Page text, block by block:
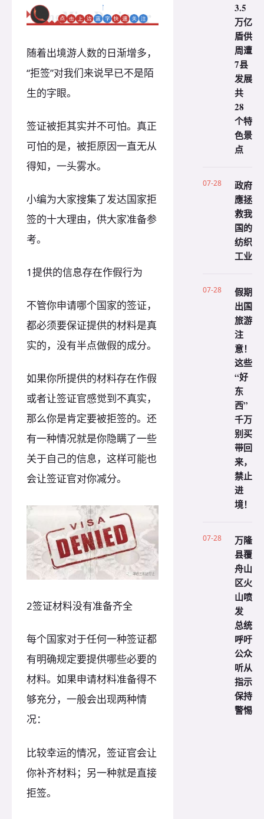
随着出境游人数的日渐增多，
“拒签”对我们来说早已不是陌
生的字眼。
签证被拒其实并不可怕。真正
可怕的是，被拒原因一直无从
得知，一头雾水。
小编为大家搜集了发达国家拒
签的十大理由，供大家准备参
考。
1提供的信息存在作假行为
不管你申请哪个国家的签证，
都必须要保证提供的材料是真
实的，没有半点做假的成分。
如果你所提供的材料存在作假
或者让签证官感觉到不真实，
那么你是肯定要被拒签的。还
有一种情况就是你隐瞒了一些
关于自己的信息，这样可能也
会让签证官对你减分。
2签证材料没有准备齐全
每个国家对于任何一种签证都
有明确规定要提供哪些必要的
材料。如果申请材料准备得不
够充分，一般会出现两种情
况：
比较幸运的情况，签证官会让
你补齐材料；另一种就是直接
拒签。
3.5
万亿
盾供
周遭
7县
发展
共
28
个特
色景
点
07-28
政府
應拯
救我
国的
纺织
工业
07-28
假期
出国
旅游
注
意！
这些
“好
东
西”
千万
别买
带回
来，
禁止
进
境！
07-28
万隆
县覆
舟山
区火
山喷
发
总统
呼吁
公众
听从
指示
保持
警惕